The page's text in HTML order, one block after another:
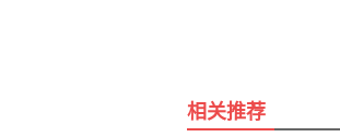
相关推荐